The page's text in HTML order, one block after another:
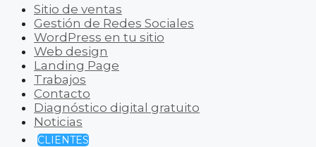
Sitio de ventas
Gestión de Redes Sociales
WordPress en tu sitio
Web design
Landing Page
Trabajos
Contacto
Diagnóstico digital gratuito
Noticias
CLIENTES